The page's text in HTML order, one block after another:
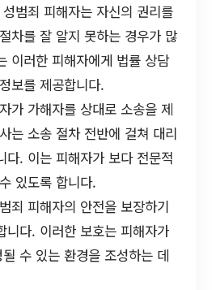
범죄 피해자는 자신의 권리를
차를 잘 알지 못하는 경우가 많
이러한 피해자에게 법률 상담
보를 제공합니다.
가 가해자를 상대로 소송을 제
는 소송 절차 전반에 걸쳐 대리
다. 이는 피해자가 보다 전문적
있도록 합니다.
죄 피해자의 안전을 보장하기
니다. 이러한 보호는 피해자가
수 있는 환경을 조성하는 데